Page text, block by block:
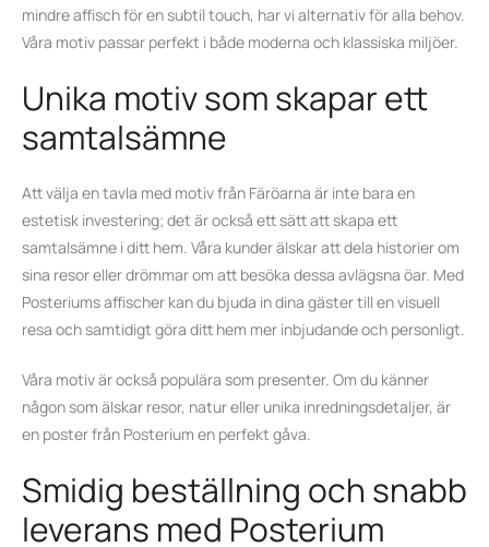
mindre affisch för en subtil touch, har vi alternativ för alla behov.
Våra motiv passar perfekt i både moderna och klassiska miljöer.
Unika motiv som skapar ett
samtalsämne
Att välja en tavla med motiv från Färöarna är inte bara en
estetisk investering; det är också ett sätt att skapa ett
samtalsämne i ditt hem. Våra kunder älskar att dela historier om
sina resor eller drömmar om att besöka dessa avlägsna öar. Med
Posteriums affischer kan du bjuda in dina gäster till en visuell
resa och samtidigt göra ditt hem mer inbjudande och personligt.
Våra motiv är också populära som presenter. Om du känner
någon som älskar resor, natur eller unika inredningsdetaljer, är
en poster från Posterium en perfekt gåva.
Smidig beställning och snabb
leverans med Posterium